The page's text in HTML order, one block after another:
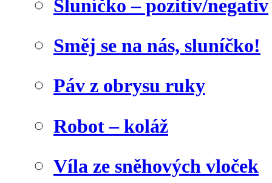
Sluníčko – pozitiv/negativ
Směj se na nás, sluníčko!
Páv z obrysu ruky
Robot – koláž
Víla ze sněhových vloček